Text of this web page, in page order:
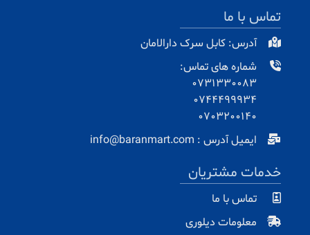
تماس با ما
آدرس: کابل سرک دارالامان
شماره های تماس:
0731330083
0744499934
0703200140
ایمیل آدرس : info@baranmart.com
خدمات مشتریان
تماس با ما
معلومات دیلوری